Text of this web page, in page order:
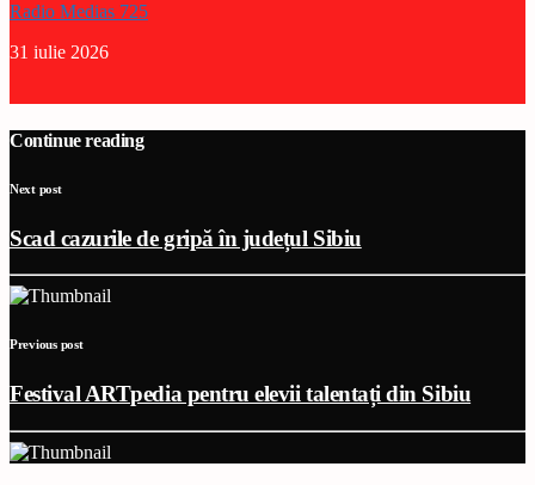
Radio Medias 725
31 iulie 2026
Continue reading
Next post
Scad cazurile de gripă în județul Sibiu
Previous post
Festival ARTpedia pentru elevii talentați din Sibiu